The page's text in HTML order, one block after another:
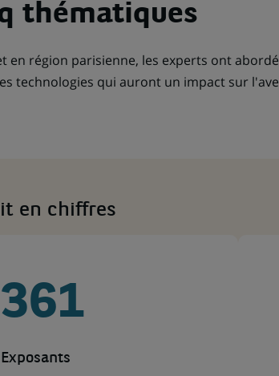
thématiques
en région parisienne, les experts ont
technologies qui auront un impact sur
en chiffres
361
Exposants